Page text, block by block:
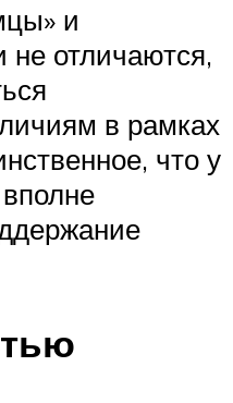
и
не отличаются,
в рамках
что у